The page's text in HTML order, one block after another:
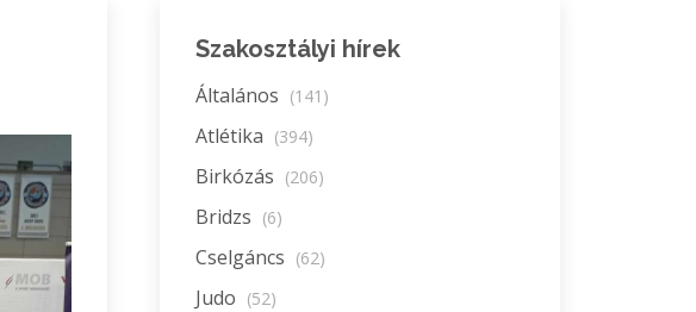
Szakosztályi hírek
Általános (141)
Atlétika (394)
Birkózás (206)
Bridzs (6)
Cselgáncs (62)
Judo (52)